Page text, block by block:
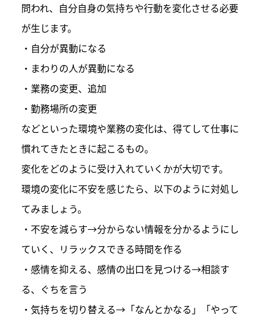
問われ、自分自身の気持ちや行動を変化させる必要
が生じます。
・自分が異動になる
・まわりの人が異動になる
・業務の変更、追加
・勤務場所の変更
などといった環境や業務の変化は、得てして仕事に
慣れてきたときに起こるもの。
変化をどのように受け入れていくかが大切です。
環境の変化に不安を感じたら、以下のように対処し
てみましょう。
・不安を減らす→分からない情報を分かるようにし
ていく、リラックスできる時間を作る
・感情を抑える、感情の出口を見つける→相談す
る、ぐちを言う
・気持ちを切り替える→「なんとかなる」「やって